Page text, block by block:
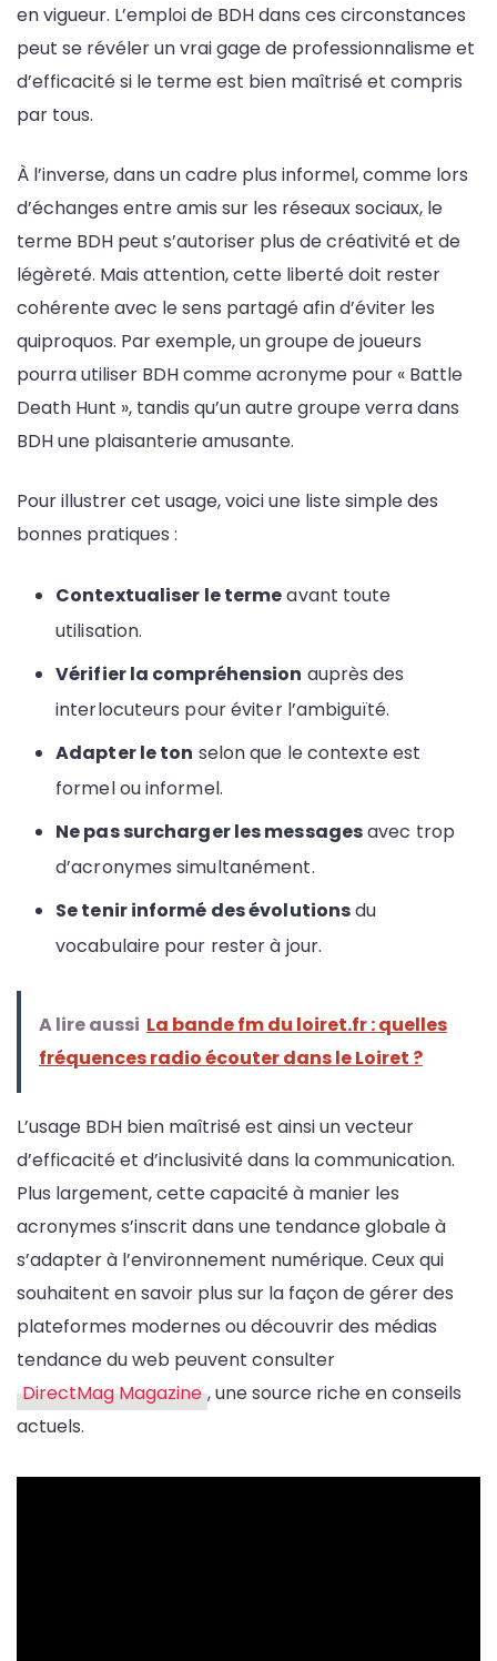
en vigueur. L’emploi de BDH dans ces circonstances
peut se révéler un vrai gage de professionnalisme et
d’efficacité si le terme est bien maîtrisé et compris
par tous.
À l’inverse, dans un cadre plus informel, comme lors
d’échanges entre amis sur les réseaux sociaux, le
terme BDH peut s’autoriser plus de créativité et de
légèreté. Mais attention, cette liberté doit rester
cohérente avec le sens partagé afin d’éviter les
quiproquos. Par exemple, un groupe de joueurs
pourra utiliser BDH comme acronyme pour « Battle
Death Hunt », tandis qu’un autre groupe verra dans
BDH une plaisanterie amusante.
Pour illustrer cet usage, voici une liste simple des
bonnes pratiques :
Contextualiser le termeavant toute
utilisation.
Vérifier la compréhension auprès des
interlocuteurs pour éviter l’ambiguïté.
Adapter le ton selon que le contexte est
formel ou informel.
Ne pas surcharger les messagesavec trop
d’acronymes simultanément.
Se tenir informé des évolutionsdu
vocabulaire pour rester à jour.
A lire aussi La bande fm du loiret.fr : quelles
fréquences radio écouter dans le Loiret ?
L’usage BDH bien maîtrisé est ainsi un vecteur
d’efficacité et d’inclusivité dans la communication.
Plus largement, cette capacité à manier les
acronymes s’inscrit dans une tendance globale à
s’adapter à l’environnement numérique. Ceux qui
souhaitent en savoir plus sur la façon de gérer des
plateformes modernes ou découvrir des médias
tendance du web peuvent consulter
DirectMag Magazine , une source riche en conseils
actuels.